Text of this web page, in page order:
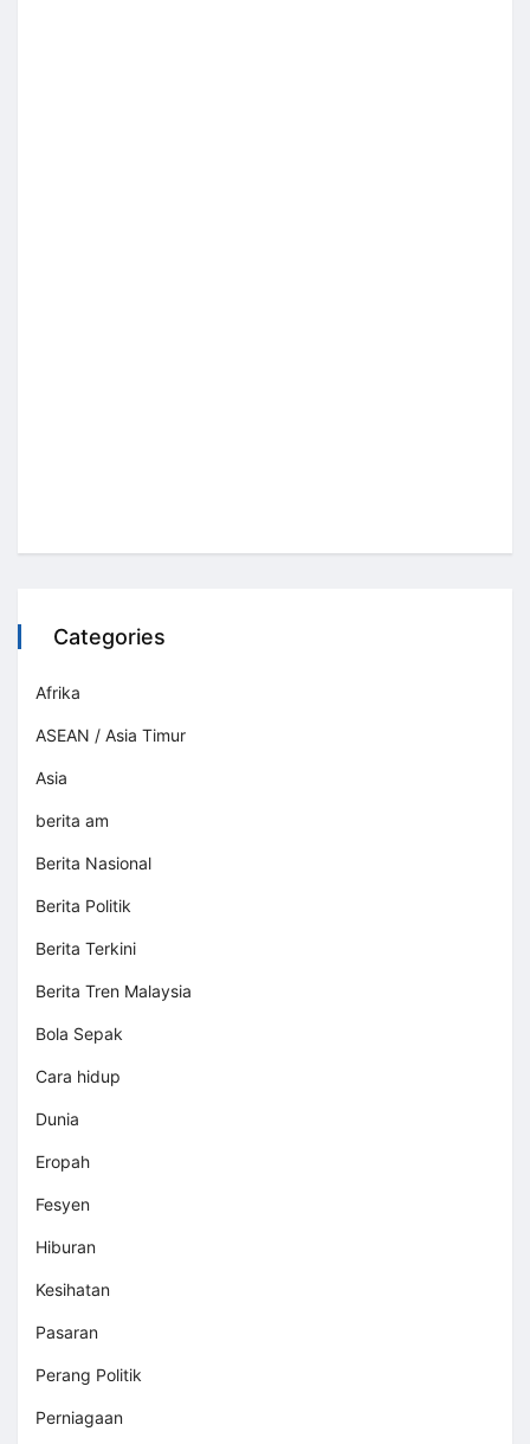
Categories
Afrika
ASEAN / Asia Timur
Asia
berita am
Berita Nasional
Berita Politik
Berita Terkini
Berita Tren Malaysia
Bola Sepak
Cara hidup
Dunia
Eropah
Fesyen
Hiburan
Kesihatan
Pasaran
Perang Politik
Perniagaan